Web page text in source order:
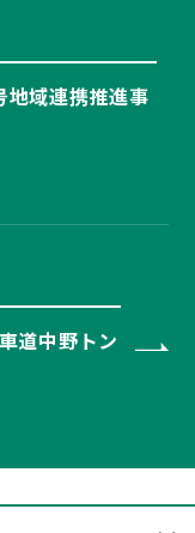
域連携推進事
道中野トン